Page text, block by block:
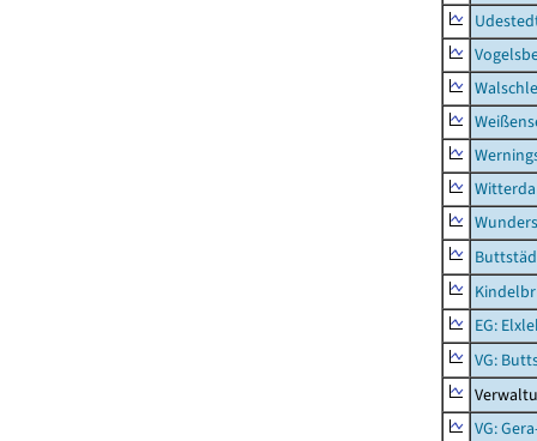
Witterda
EG:
VG:
VG: